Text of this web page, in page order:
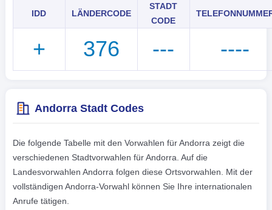
IDD LÄNDERCODE
STADT
CODE
+ 376 --- ----
Andorra Stadt Codes
Die folgende Tabelle mit den Vorwahlen für Andorra zeigt die
verschiedenen Stadtvorwahlen für Andorra. Auf die
Landesvorwahlen Andorra folgen diese Ortsvorwahlen. Mit der
vollständigen Andorra-Vorwahl können Sie Ihre internationalen
Anrufe tätigen.